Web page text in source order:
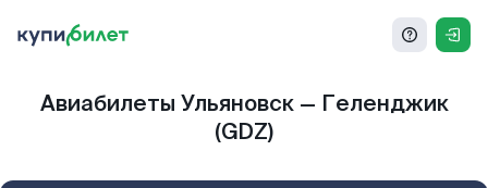
Авиабилеты Ульяновск — Геленджик
(GDZ)